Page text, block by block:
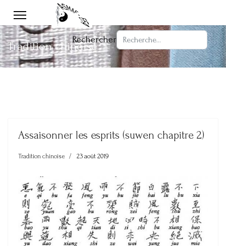
Rechercher
Tradition chinoise
Assaisonner les esprits (suwen chapitre 2)
Tradition chinoise 23 août 2019